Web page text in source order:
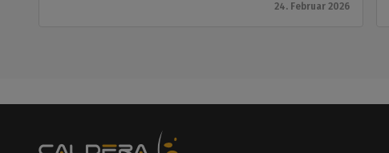
24. Februar 2026